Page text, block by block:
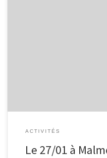
ACTIVITÉS
Le 27/01 à